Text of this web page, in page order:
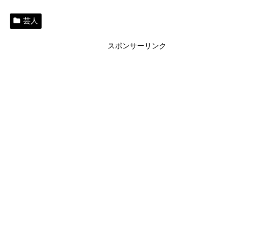
芸人
スポンサーリンク